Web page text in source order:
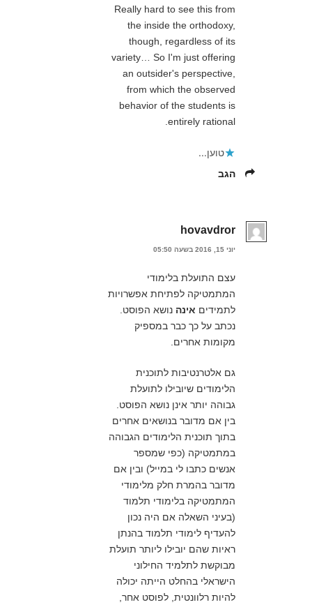
Really hard to see this from
the inside the orthodoxy,
though, regardless of its
variety… So I'm just offering
an outsider's perspective,
from which the observed
behavior of the students is
entirely rational.
טוען...
הגב
hovavdror
יוני 15, 2016 בשעה 05:50
עצם התועלת בלימודי
המתמטיקה לפתיחת אפשרויות
לתמידים אינה נושא הפוסט.
נכתב על כך כבר במספיק
מקומות אחרים.
גם אלטרנטיבות לתוכנית
הלימודים שיובילו לתועלת
גבוהה יותר אינן נושא הפוסט.
בין אם מדובר בנושאים אחרים
בתוך תוכנית הלימודים הגבוהה
במתמטיקה (כפי שמספר
אנשים כתבו לי במייל) ובין אם
מדובר בהמרת חלק מלימודי
המתמטיקה בלימודי תלמוד
(בעיני השאלה אם היה נכון
להעדיף לימודי תלמוד בהנתן
ראיות שהם יובילו ליותר תועלת
מבוקשת לתלמיד החילוני
הישראלי בהחלט הייתה יכולה
להיות רלוונטית, לפוסט אחר,